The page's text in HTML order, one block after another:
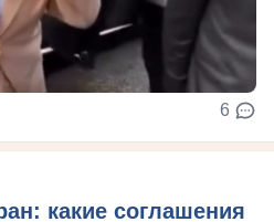
6
какие соглашения